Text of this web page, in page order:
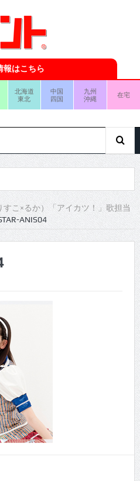
報はこちら
北海道
東北
中国
四国
九州
沖縄
在宅
すこ×るか）「アイカツ！」歌担当
ANIS04